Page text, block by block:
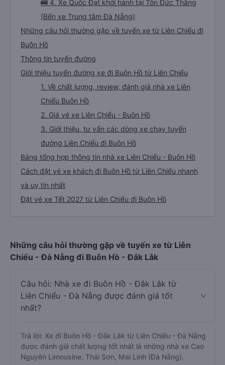
🚌 4. Xe Quốc Đạt khởi hành tại Tôn Đức Thắng
(Bến xe Trung tâm Đà Nẵng)
Những câu hỏi thường gặp về tuyến xe từ Liên Chiểu đi
Buôn Hồ
Thông tin tuyến đường
Giới thiệu tuyến đường xe đi Buôn Hồ từ Liên Chiểu
1. Về chất lượng, review, đánh giá nhà xe Liên
Chiểu Buôn Hồ
2. Giá vé xe Liên Chiểu - Buôn Hồ
3. Giới thiệu, tư vấn các dòng xe chạy tuyến
đường Liên Chiểu đi Buôn Hồ
Bảng tổng hợp thông tin nhà xe Liên Chiểu - Buôn Hồ
Cách đặt vé xe khách đi Buôn Hồ từ Liên Chiểu nhanh
và uy tín nhất
Đặt vé xe Tết 2027 từ Liên Chiểu đi Buôn Hồ
Những câu hỏi thường gặp về tuyến xe từ Liên
Chiểu - Đà Nẵng đi Buôn Hồ - Đắk Lắk
Câu hỏi: Nhà xe đi Buôn Hồ - Đắk Lắk từ
Liên Chiểu - Đà Nẵng được đánh giá tốt
nhất?
Trả lời: Xe đi Buôn Hồ - Đắk Lắk từ Liên Chiểu - Đà Nẵng
được đánh giá chất lượng tốt nhất là những nhà xe Cao
Nguyên Limousine, Thái Sơn, Mai Linh (Đà Nẵng).